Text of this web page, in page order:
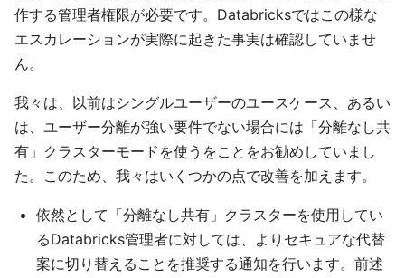
作する管理者権限が必要です。Databricksではこの様な
エスカレーションが実際に起きた事実は確認していませ
ん。
我々は、以前はシングルユーザーのユースケース、あるい
は、ユーザー分離が強い要件でない場合には「分離なし共
有」クラスターモードを使うをことをお勧めしていまし
た。このため、我々はいくつかの点で改善を加えます。
依然として「分離なし共有」クラスターを使用してい
るDatabricks管理者に対しては、よりセキュアな代替
案に切り替えることを推奨する通知を行います。前述